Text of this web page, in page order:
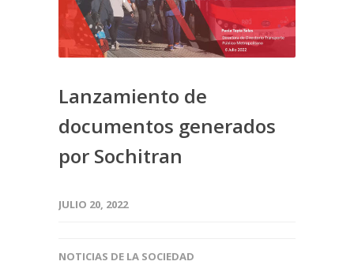
Lanzamiento de
documentos generados
por Sochitran
JULIO 20, 2022
NOTICIAS DE LA SOCIEDAD